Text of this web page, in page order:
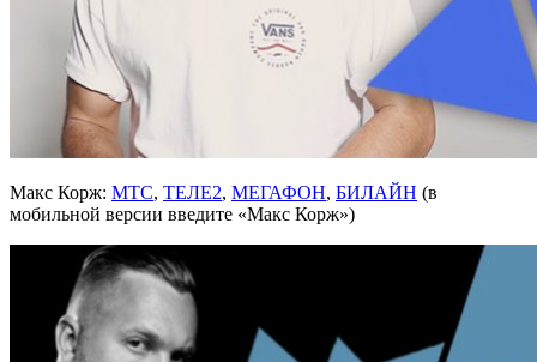
Макс Корж: МТС, ТЕЛЕ2, МЕГАФОН, БИЛАЙН (в
мобильной версии введите «Макс Корж»)